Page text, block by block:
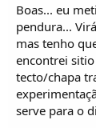
Boas... eu
pendura...
mas tenho
encontrei
tecto/chapa
serve para o